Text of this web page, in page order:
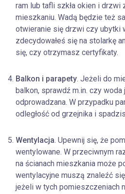
ram lub tafli szkła okien i drzwi
mieszkaniu. Wadą będzie też
otwieranie się drzwi czy ubytki
zdecydowałeś się na stolarkę
się, czy otrzymasz certyfikaty.
Balkon i parapety. Jeżeli do
balkon, sprawdź m.in. czy
odprowadzana. W przypadku
odległość od grzejnika i
Wentylacja. Upewnij się, że
wentylowane. W przeciwnym
na ścianach mieszkania może
wentylacyjne muszą znaleźć
jeżeli w tych pomieszczeniach